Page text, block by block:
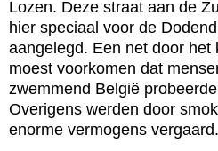
Lozen. Deze straat aan de
hier speciaal voor de
aangelegd. Een net door het
moest voorkomen dat
zwemmend België
Overigens werden door
enorme vermogens vergaard.